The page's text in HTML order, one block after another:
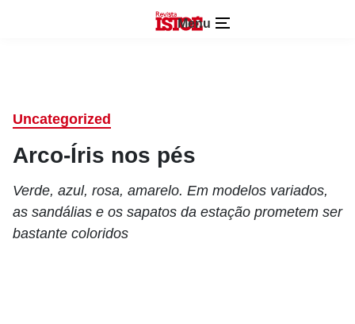
Menu
Uncategorized
Arco-Íris nos pés
Verde, azul, rosa, amarelo. Em modelos variados,
as sandálias e os sapatos da estação prometem ser
bastante coloridos